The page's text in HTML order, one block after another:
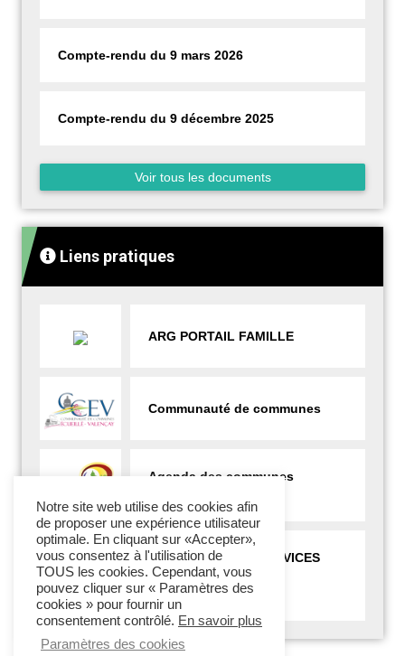
Compte-rendu du 9 mars 2026
Compte-rendu du 9 décembre 2025
Voir tous les documents
Liens pratiques
ARG PORTAIL FAMILLE
Communauté de communes
Agenda des communes
ESPACE FRANCE SERVICES
Aide aux démarches
administratives
Notre site web utilise des cookies afin
de proposer une expérience utilisateur
optimale. En cliquant sur «Accepter»,
vous consentez à l'utilisation de
TOUS les cookies. Cependant, vous
pouvez cliquer sur « Paramètres des
cookies » pour fournir un
consentement contrôlé. En savoir plus
Paramètres des cookies